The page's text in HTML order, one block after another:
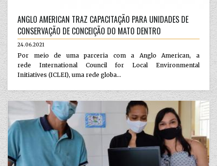
ANGLO AMERICAN TRAZ CAPACITAÇÃO PARA UNIDADES DE
CONSERVAÇÃO DE CONCEIÇÃO DO MATO DENTRO
24.06.2021
Por meio de uma parceria com a Anglo American, a
rede International Council for Local Environmental
Initiatives (ICLEI), uma rede globa...